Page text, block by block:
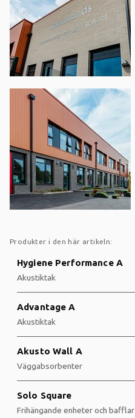
Produkter i den här artikeln:
Hygiene Performance A
Akustiktak
Advantage A
Akustiktak
Akusto Wall A
Väggabsorbenter
Solo Square
Frihängande enheter och bafflar